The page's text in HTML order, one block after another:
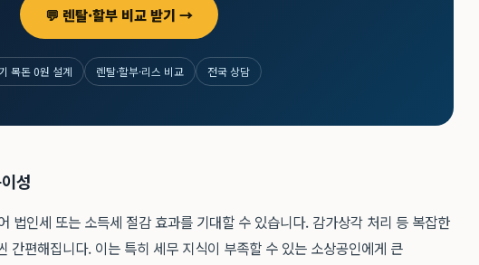
💬 렌탈·할부 비교 받기 →
목돈 0원 설계 렌탈·할부·리스 비교 전국 상담
성
법인세 또는 소득세 절감 효과를 기대할 수 있습니다. 감가상각 처리 등 복잡한
간편해집니다. 이는 특히 세무 지식이 부족할 수 있는 소상공인에게 큰